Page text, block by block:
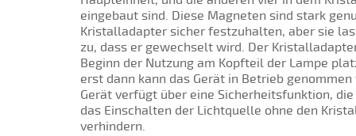
eingebaut sind. Diese Magneten sind stark
Kristalladapter sicher festzuhalten, aber sie
zu, dass er gewechselt wird. Der
Beginn der Nutzung am Kopfteil der Lampe
erst dann kann das Gerät in Betrieb
Gerät verfügt über eine Sicherheitsfunktion,
das Einschalten der Lichtquelle ohne den
verhindern.